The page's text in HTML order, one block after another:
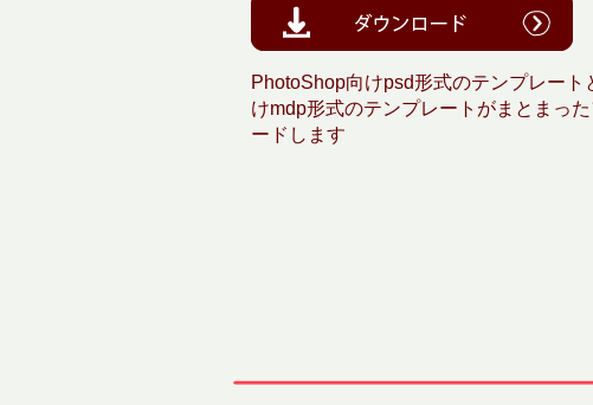
PhotoShop向けpsd形式のテンプレート
けmdp形式のテンプレートがまとまっ
ードします